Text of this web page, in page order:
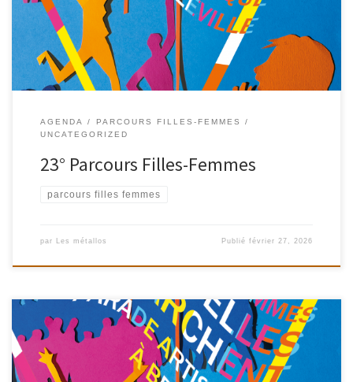
dans les rues, nous irons, nous accordant du temps, du rythme, du
son, de l’espace. La marche comme point de départ et […]
AGENDA
PARCOURS FILLES-FEMMES
UNCATEGORIZED
23° Parcours Filles-Femmes
parcours filles femmes
par Les métallos Publiéfévrier 27, 2026